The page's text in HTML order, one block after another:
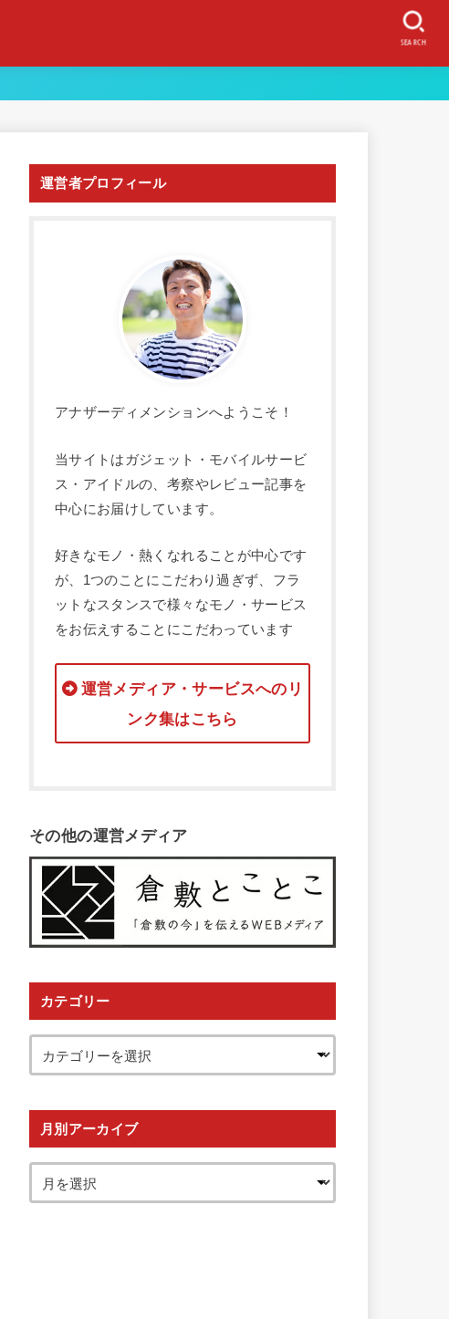
SEARCH
運営者プロフィール
アナザーディメンションへようこそ！
当サイトはガジェット・モバイルサービ
ス・アイドルの、考察やレビュー記事を
中心にお届けしています。
好きなモノ・熱くなれることが中心です
が、1つのことにこだわり過ぎず、フラ
ットなスタンスで様々なモノ・サービス
をお伝えすることにこだわっています
運営メディア・サービスへのリ
ンク集はこちら
その他の運営メディア
カテゴリー
月別アーカイブ